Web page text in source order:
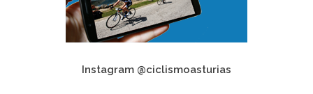
Instagram @ciclismoasturias